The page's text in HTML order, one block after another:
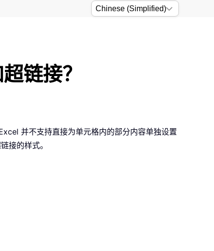
链接？
并不支持直接为单元格内的部分内容单独设置
接的样式。